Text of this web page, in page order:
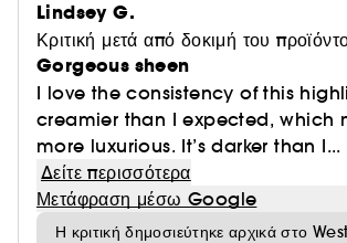
Lindsey G.
Κριτική μετά από δοκιμή του
Gorgeous sheen
I love the consistency of this
creamier than I expected, which
more luxurious. It’s darker than I...
Δείτε περισσότερα
Μετάφραση μέσω Google
Η κριτική δημοσιεύτηκε αρχικά στο